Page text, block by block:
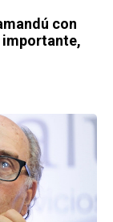
con
importante,